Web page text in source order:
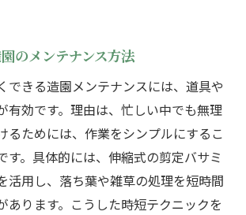
のメンテナンス方法
できる造園メンテナンスには、道具や
有効です。理由は、忙しい中でも無理
るためには、作業をシンプルにするこ
す。具体的には、伸縮式の剪定バサミ
活用し、落ち葉や雑草の処理を短時間
あります。こうした時短テクニックを